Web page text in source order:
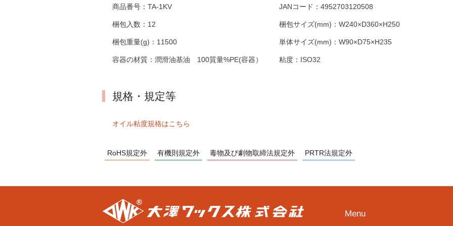
商品番号： TA-1KV JANコード： 4952703120508
梱包入数： 12 梱包サイズ(mm)： W240×D360×H250
梱包重量(g)： 11500 単体サイズ(mm)： W90×D75×H235
容器の材質： 潤滑油基油 100質量%PE(容器） 粘度： ISO32
規格・規定等
オイル粘度規格はこちら
RoHS規定外 有機則規定外 毒物及び劇物取締法規定外 PRTR法規定外
Menu